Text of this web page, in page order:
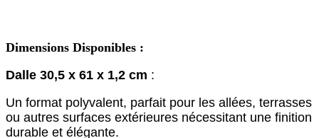
Dimensions Disponibles :
Dalle 30,5 x 61 x 1,2 cm :
Un format polyvalent, parfait pour les allées, terrasses
ou autres surfaces extérieures nécessitant une finition
durable et élégante.